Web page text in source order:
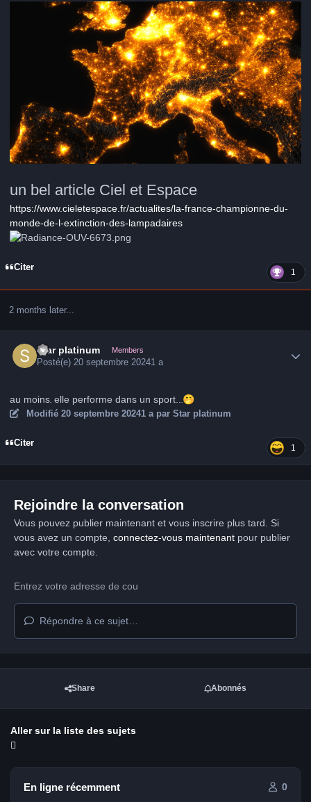
un bel article Ciel et Espace
https://www.cieletespace.fr/actualites/la-france-championne-du-
monde-de-l-extinction-des-lampadaires
Citer 1
2 months later...
Star platinum Members
Posté(e)20 septembre 20241 a
au moins, elle performe dans un sport...🤭
Modifié 20 septembre 20241 apar Star platinum
Citer 1
Rejoindre la conversation
Vous pouvez publier maintenant et vous inscrire plus tard. Si
vous avez un compte, connectez-vous maintenantpour publier
avec votre compte.
Répondre à ce sujet…
Share Abonnés
Aller sur la liste des sujets
En ligne récemment 0